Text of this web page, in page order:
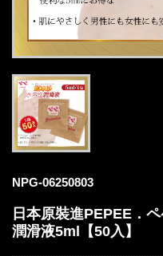
NPG-06250803
日本原裝進PEPEE．
潤滑液5ml【50入】